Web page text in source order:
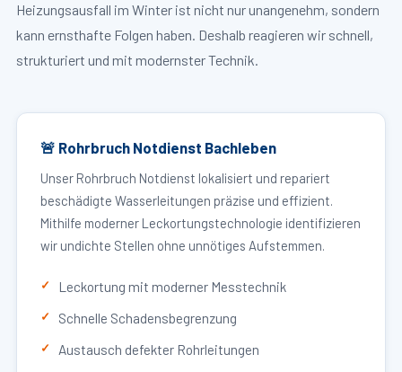
Heizungsausfall im Winter ist nicht nur unangenehm, sondern
kann ernsthafte Folgen haben. Deshalb reagieren wir schnell,
strukturiert und mit modernster Technik.
🚨 Rohrbruch Notdienst Bachleben
Unser Rohrbruch Notdienst lokalisiert und repariert
beschädigte Wasserleitungen präzise und effizient.
Mithilfe moderner Leckortungstechnologie identifizieren
wir undichte Stellen ohne unnötiges Aufstemmen.
Leckortung mit moderner Messtechnik
Schnelle Schadensbegrenzung
Austausch defekter Rohrleitungen